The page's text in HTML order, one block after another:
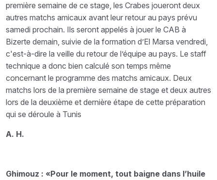
première semaine de ce stage, les Crabes joueront deux
autres matchs amicaux avant leur retour au pays prévu
samedi prochain. Ils seront appelés à jouer le CAB à
Bizerte demain, suivie de la formation d’El Marsa vendredi,
c'est-à-dire la veille du retour de l’équipe au pays. Le staff
technique a donc bien calculé son temps même
concernant le programme des matchs amicaux. Deux
matchs lors de la première semaine de stage et deux autres
lors de la deuxième et dernière étape de cette préparation
qui se déroule à Tunis
A. H.
Ghimouz : «Pour le moment, tout baigne dans l’huile